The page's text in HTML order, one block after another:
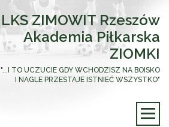
LKS ZIMOWIT Rzeszów
Akademia Piłkarska
ZIOMKI
"...I TO UCZUCIE GDY WCHODZISZ NA BOISKO
I NAGLE PRZESTAJE ISTNIEĆ WSZYSTKO"